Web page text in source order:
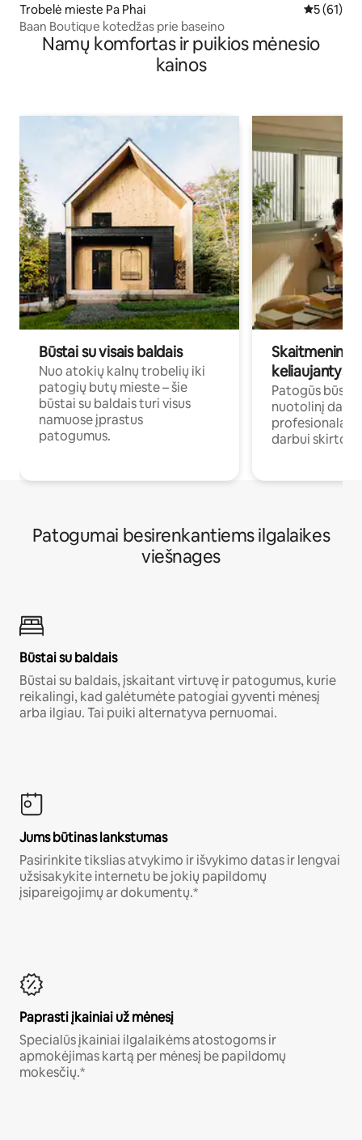
Trobelė mieste Pa Phai Vidutinis
5 (61)
Baan Boutique kotedžas prie baseino
Namų komfortas ir puikios mėnesio
kainos
Būstai su visais baldais
Nuo atokių kalnų trobelių iki
patogių butų mieste – šie
būstai su baldais turi visus
namuose įprastus
patogumus.
keliaujantys
Patogūs
nuotolinį
darbui
Patogumai besirenkantiems ilgalaikes
viešnages
Būstai su baldais
Būstai su baldais, įskaitant virtuvę ir patogumus, kurie
reikalingi, kad galėtumėte patogiai gyventi mėnesį
arba ilgiau. Tai puiki alternatyva pernuomai.
Jums būtinas lankstumas
Pasirinkite tikslias atvykimo ir išvykimo datas ir lengvai
užsisakykite internetu be jokių papildomų
įsipareigojimų ar dokumentų.*
Paprasti įkainiai už mėnesį
Specialūs įkainiai ilgalaikėms atostogoms ir
apmokėjimas kartą per mėnesį be papildomų
mokesčių.*